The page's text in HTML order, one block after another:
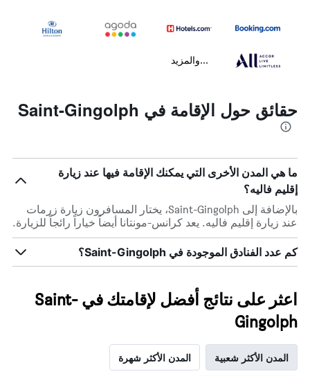
...والمزيد
حقائق حول الإقامة في Saint-Gingolph
ما هي المدن الأخرى التي يمكنك الإقامة فيها عند زيارة
إقليم فاليه؟
بالإضافة إلى Saint-Gingolph، يختار المسافرون زيارة زرمات
عند زيارة إقليم فاليه. يعد كرانس-مونتانا أيضاً خياراً رائجاً للزيارة.
كم عدد الفنادق الموجودة في Saint-Gingolph؟
اعثر على نتائج أفضل لإقامتك في Saint-
Gingolph
المدن الأكثر شعبية المدن الأكثر شهرة